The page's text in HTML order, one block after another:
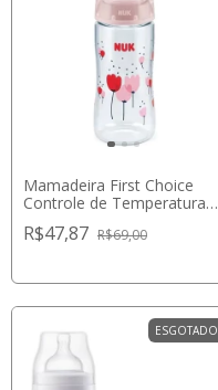
Mamadeira First Choice
Controle de Temperatura
R$47,87 R$69,00
ESGOTADO